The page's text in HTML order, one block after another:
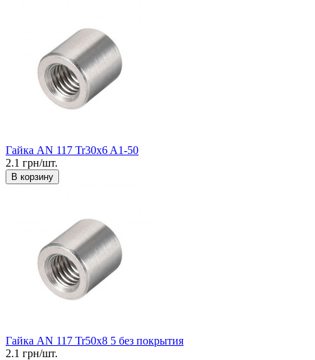
Гайка AN 117 Tr30x6 A1-50
2.1 грн/шт.
В корзину
Гайка AN 117 Tr50x8 5 без покрытия
2.1 грн/шт.